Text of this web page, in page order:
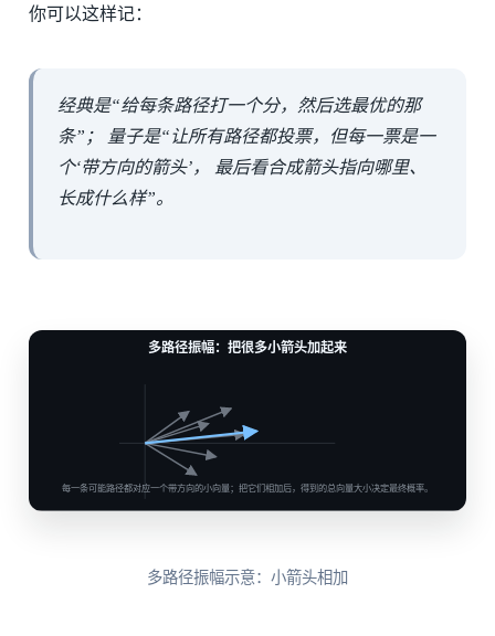
你可以这样记：
经典是“给每条路径打一个分，然后选最优的那
条”； 量子是“让所有路径都投票，但每一票是一
个‘带方向的箭头’， 最后看合成箭头指向哪里、
长成什么样”。
多路径振幅示意：小箭头相加